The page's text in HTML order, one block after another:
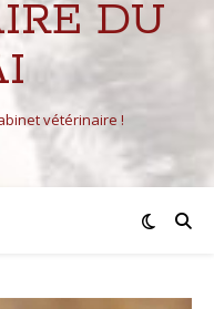
DU
vétérinaire !